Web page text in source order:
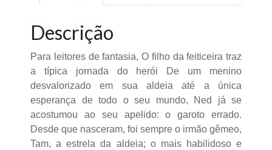
Descrição
Para leitores de fantasia, O filho da feiticeira traz
a típica jornada do herói De um menino
desvalorizado em sua aldeia até a única
esperança de todo o seu mundo, Ned já se
acostumou ao seu apelido: o garoto errado.
Desde que nasceram, foi sempre o irmão gêmeo,
Tam, a estrela da aldeia; o mais habilidoso e